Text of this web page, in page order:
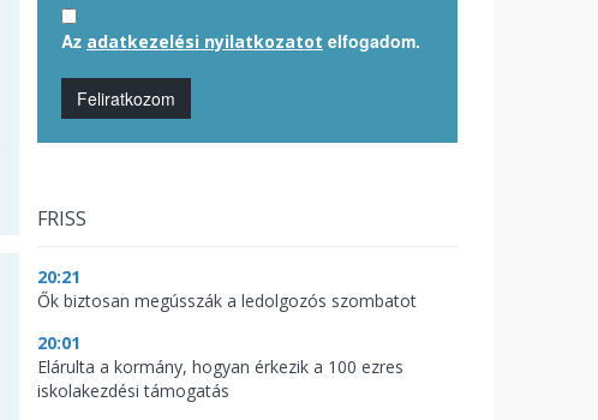
Az adatkezelési nyilatkozatot elfogadom.
Feliratkozom
FRISS
20:21
Ők biztosan megússzák a ledolgozós szombatot
20:01
Elárulta a kormány, hogyan érkezik a 100 ezres
iskolakezdési támogatás